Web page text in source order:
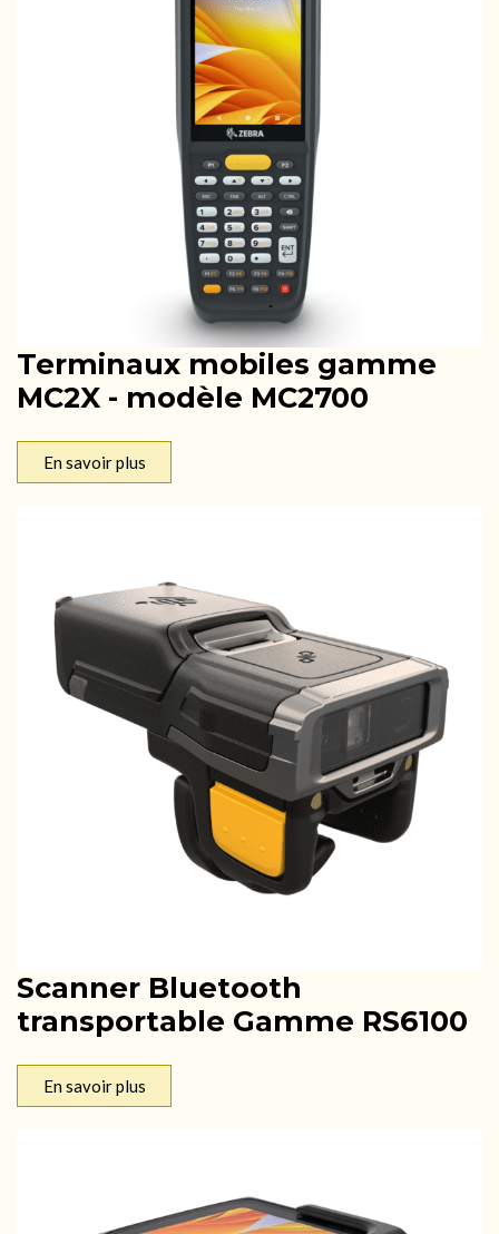
Terminaux mobiles gamme
MC2X - modèle MC2700
En savoir plus
Scanner Bluetooth
transportable Gamme RS6100
En savoir plus